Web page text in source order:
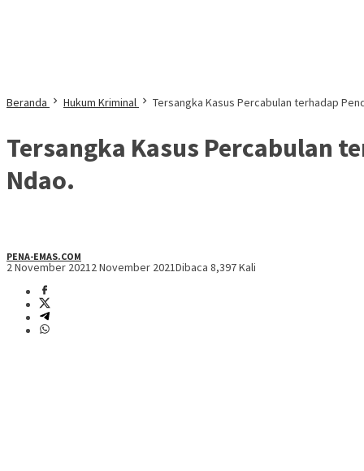
Beranda Hukum Kriminal Tersangka Kasus Percabulan terhadap
Tersangka Kasus Percabulan
Ndao.
PENA-EMAS.COM
2 November 20212 November 2021Dibaca 8,397 Kali